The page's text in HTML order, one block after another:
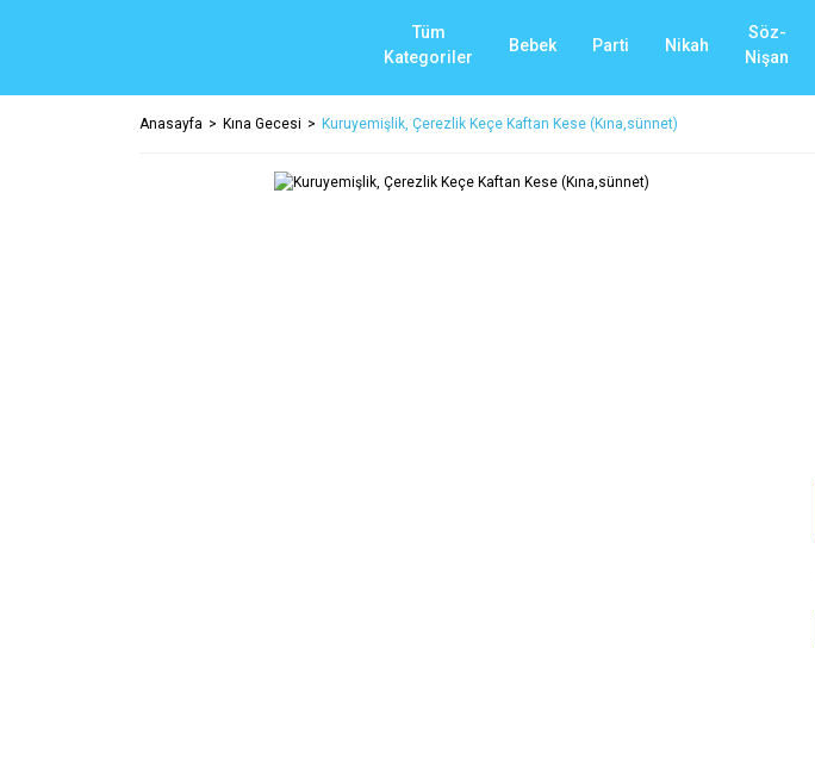
Tüm
Kategoriler
Bebek Parti Nikah
Söz-
Nişan
Anasayfa Kına Gecesi Kuruyemişlik, Çerezlik Keçe Kaftan Kese (Kına,sünnet)